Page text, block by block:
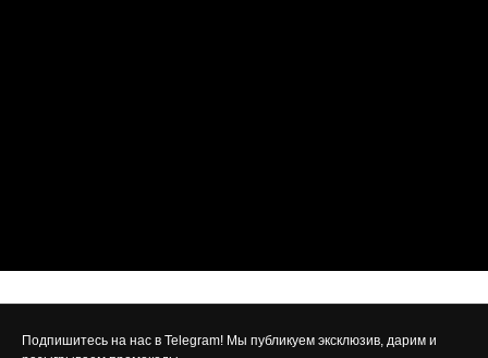
Подпишитесь на нас в Telegram! Мы публикуем эксклюзив, дарим и